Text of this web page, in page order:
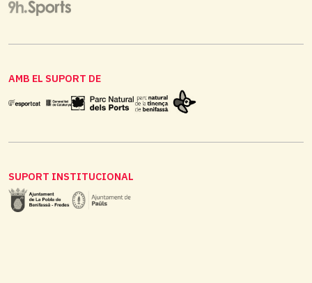
AMB EL SUPORT DE
SUPORT INSTITUCIONAL